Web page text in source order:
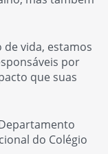
vida, estamos
por
que suas
do Colégio